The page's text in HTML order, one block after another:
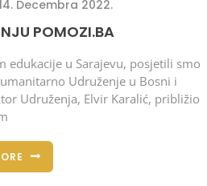
Decembra 2022.
POMOZI.BA
edukacije u Sarajevu, posjetili smo
Udruženje u Bosni i
Udruženja, Elvir Karalić, približio